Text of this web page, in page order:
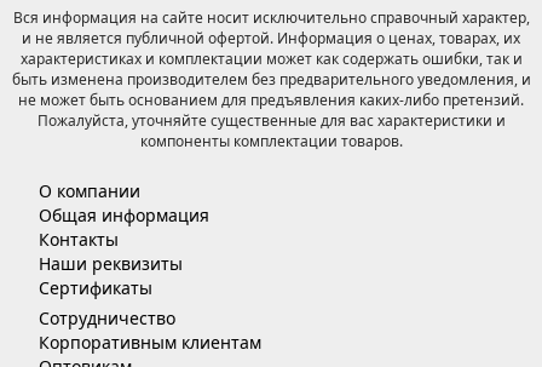
Вся информация на сайте носит исключительно справочный характер,
и не является публичной офертой. Информация о ценах, товарах, их
характеристиках и комплектации может как содержать ошибки, так и
быть изменена производителем без предварительного уведомления, и
не может быть основанием для предъявления каких-либо претензий.
Пожалуйста, уточняйте существенные для вас характеристики и
компоненты комплектации товаров.
О компании
Общая информация
Контакты
Наши реквизиты
Сертификаты
Сотрудничество
Корпоративным клиентам